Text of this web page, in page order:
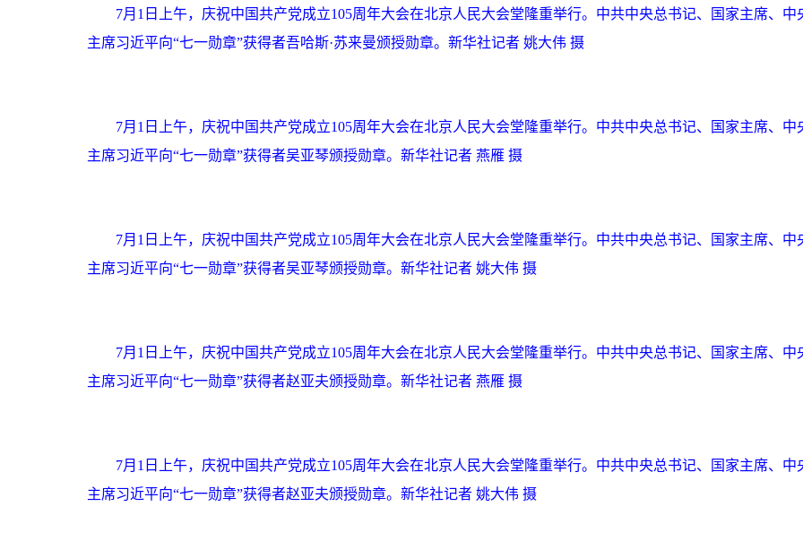
7月1日上午，庆祝中国共产党成立105周年大会在北京人民大会堂隆重举行。中共中央总书记、国家主席、中
主席习近平向“七一勋章”获得者吾哈斯·苏来曼颁授勋章。新华社记者 姚大伟 摄
7月1日上午，庆祝中国共产党成立105周年大会在北京人民大会堂隆重举行。中共中央总书记、国家主席、中
主席习近平向“七一勋章”获得者吴亚琴颁授勋章。新华社记者 燕雁 摄
7月1日上午，庆祝中国共产党成立105周年大会在北京人民大会堂隆重举行。中共中央总书记、国家主席、中
主席习近平向“七一勋章”获得者吴亚琴颁授勋章。新华社记者 姚大伟 摄
7月1日上午，庆祝中国共产党成立105周年大会在北京人民大会堂隆重举行。中共中央总书记、国家主席、中
主席习近平向“七一勋章”获得者赵亚夫颁授勋章。新华社记者 燕雁 摄
7月1日上午，庆祝中国共产党成立105周年大会在北京人民大会堂隆重举行。中共中央总书记、国家主席、中
主席习近平向“七一勋章”获得者赵亚夫颁授勋章。新华社记者 姚大伟 摄